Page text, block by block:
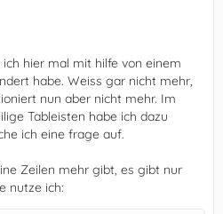
hier mal mit hilfe von einem
habe. Weiss gar nicht mehr,
nun aber nicht mehr. Im
Tableisten habe ich dazu
ich eine frage auf.
Zeilen mehr gibt, es gibt nur
nutze ich: